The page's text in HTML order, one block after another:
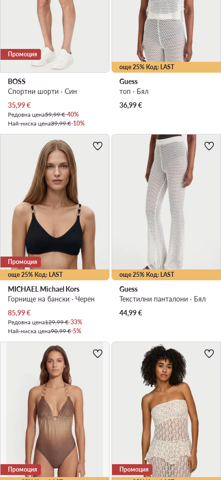
Промоция
BOSS
Спортни шорти · Син
Актуална цена
35,99€
Редовна цена59,99 €-40%
Най-ниска цена39,99 €-10%
още 25% Код: LAST
Guess
топ · Бял
36,99€
още 25% Код: LAST
Промоция
MICHAEL Michael Kors
Горнище на бански · Черен
Актуална цена
85,99€
Редовна цена129,99 €-33%
Най-ниска цена90,99 €-5%
още 25% Код: LAST
Guess
Текстилни панталони · Бял
44,99€
Промоция Промоция